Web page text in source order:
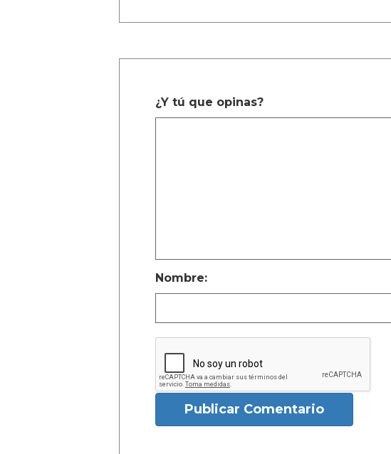
¿Y tú que opinas?
Nombre:
Publicar Comentario